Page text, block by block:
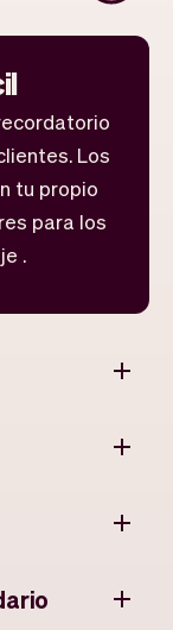
Los
tu propio
para los
.